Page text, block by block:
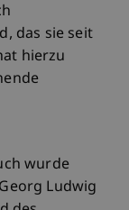
das sie seit
hierzu
wurde
Ludwig